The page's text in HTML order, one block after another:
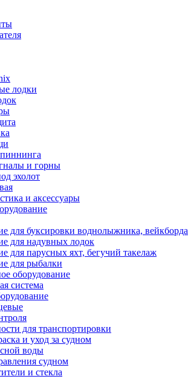
лодки
и горны
эхолот
и аксессуары
для буксировки воднолыжника, вейкборда
для надувных лодок
для парусных яхт, бегучий такелаж
для рыбалки
оборудование
система
для транспортировки
и уход за судном
воды
судном
и стекла